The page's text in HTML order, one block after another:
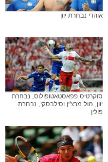
אוהדי נבחרת יוון
סוקרטיס פפאסטאטופולוס, נבחרת
יוון, מול מרצ'ין וסילבסקי, נבחרת
פולין